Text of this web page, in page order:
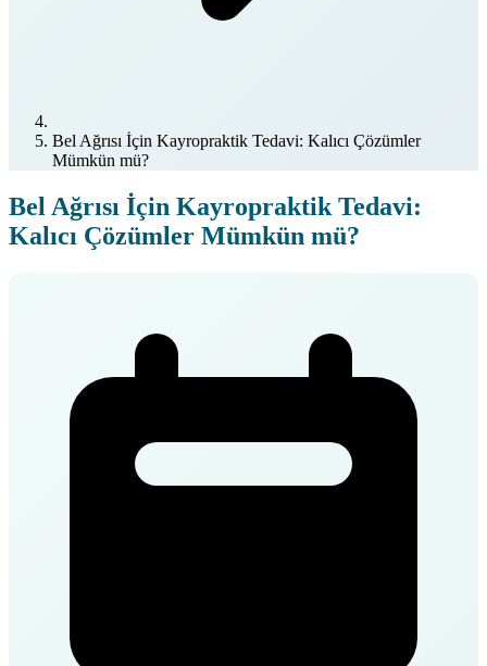
Bel Ağrısı İçin Kayropraktik Tedavi: Kalıcı Çözümler
Mümkün mü?
Bel Ağrısı İçin Kayropraktik Tedavi:
Kalıcı Çözümler Mümkün mü?